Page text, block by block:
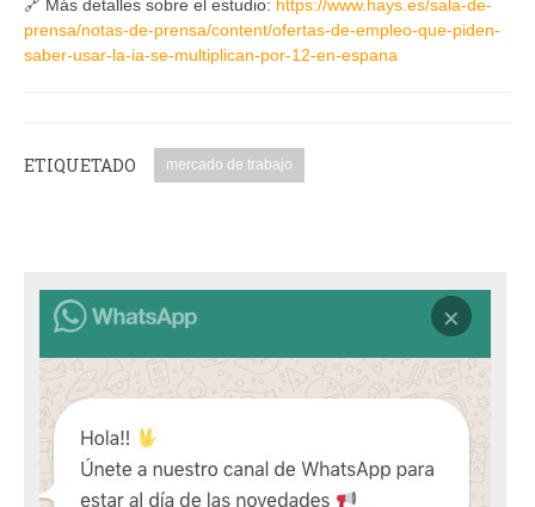
🔗 Más detalles sobre el estudio: https://www.hays.es/sala-de-
prensa/notas-de-prensa/content/ofertas-de-empleo-que-piden-
saber-usar-la-ia-se-multiplican-por-12-en-espana
ETIQUETADO mercado de trabajo